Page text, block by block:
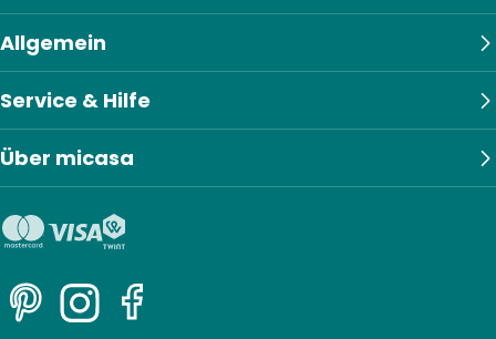
Allgemein
Service & Hilfe
Über micasa
PinterestInstagramFacebook